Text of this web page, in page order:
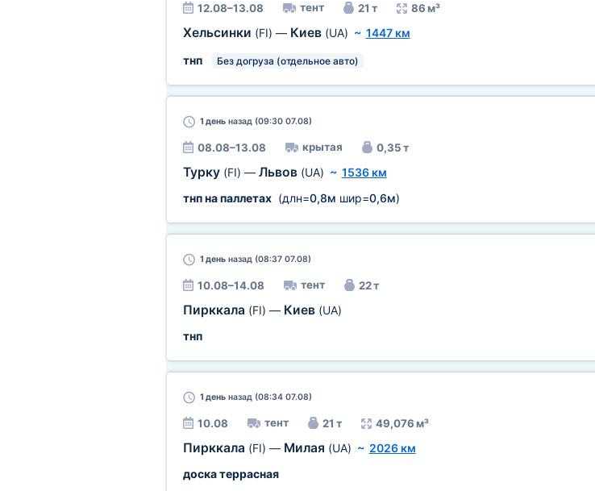
12.08–13.08 тент 21 т 86 м³
Хельсинки (FI) — Киев (UA) ~ 1447 км
тнп
Без догруза (отдельное авто)
1 деньназад (09:30 07.08)
08.08–13.08 крытая 0,35 т
Турку (FI) — Львов (UA) ~ 1536 км
тнп на паллетах(длн=0,8м шир=0,6м)
1 деньназад (08:37 07.08)
10.08–14.08 тент 22 т
Пирккала (FI) — Киев (UA)
тнп
1 деньназад (08:34 07.08)
10.08 тент 21 т 49,076 м³
Пирккала (FI) — Милая (UA) ~ 2026 км
доска террасная